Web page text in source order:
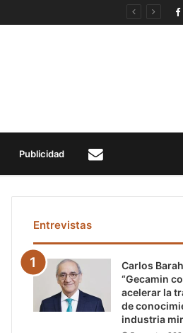
Publicidad
Entrevistas
Carlos
“Gecamin
acelerar la
de
industria